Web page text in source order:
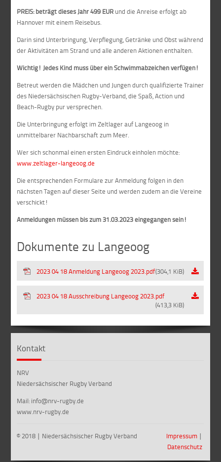
PREIS: beträgt dieses Jahr499 EUR und die Anreise erfolgt ab
Hannover mit einem Reisebus.
Darin sind Unterbringung, Verpflegung, Getränke und Obst während
der Aktivitäten am Strand und alle anderen Aktionen enthalten.
Wichtig! Jedes Kind muss über ein Schwimmabzeichen verfügen!
Betreut werden die Mädchen und Jungen durch qualifizierte Trainer
des Niedersächsischen Rugby-Verband, die Spaß, Action und
Beach-Rugby pur versprechen.
Die Unterbringung erfolgt im Zeltlager auf Langeoog in
unmittelbarer Nachbarschaft zum Meer.
Wer sich schonmal einen ersten Eindruck einholen möchte:
www.zeltlager-langeoog.de
Die entsprechenden Formulare zur Anmeldung folgen in den
nächsten Tagen auf dieser Seite und werden zudem an die Vereine
verschickt!
Anmeldungen müssen bis zum 31.03.2023 eingegangen sein!
Dokumente zu Langeoog
2023 04 18 Anmeldung Langeoog 2023.pdf(304,1 KiB)
2023 04 18 Ausschreibung Langeoog 2023.pdf
(413,3 KiB)
Kontakt
NRV
Niedersächsischer Rugby Verband
Mail: info@nrv-rugby.de
www.nrv-rugby.de
© 2018 ∣ Niedersächsischer Rugby Verband Impressum∣
Datenschutz